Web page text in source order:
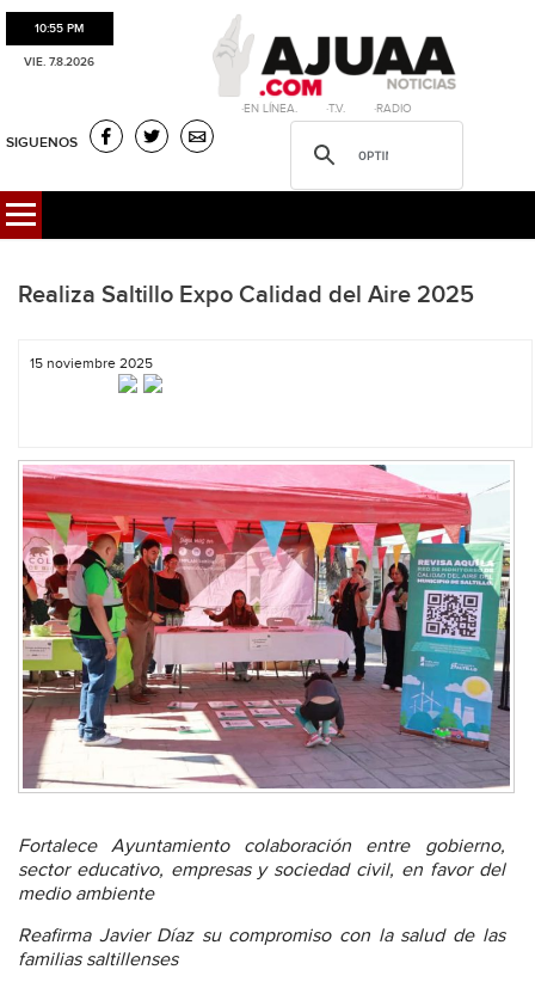
10:55 PM
VIE. 7.8.2026
·EN LÍNEA. ·T.V. ·RADIO
SIGUENOS
Realiza Saltillo Expo Calidad del Aire 2025
15 noviembre 2025
Fortalece Ayuntamiento colaboración entre gobierno,
sector educativo, empresas y sociedad civil, en favor del
medio ambiente
Reafirma Javier Díaz su compromiso con la salud de las
familias saltillenses